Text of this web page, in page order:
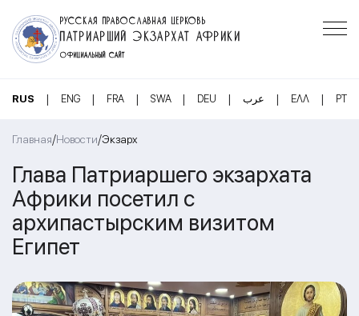
РУССКАЯ ПРАВОСЛАВНАЯ ЦЕРКОВЬ
ПАТРИАРШИЙ ЭКЗАРХАТ АФРИКИ
ОФИЦИАЛЬНЫЙ САЙТ
RUS | ENG | FRA | SWA | DEU | عرب | ΕΛΛ | PT
Главная/Новости/Экзарх
Глава Патриаршего экзархата
Африки посетил с
архипастырским визитом
Египет